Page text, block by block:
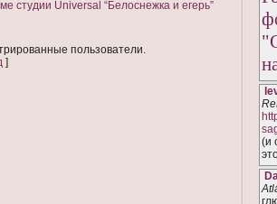
студии Universal “Белоснежка и егерь”
пользователи.
]